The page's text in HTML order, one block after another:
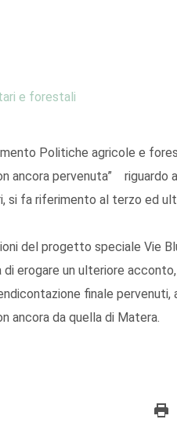
e forestali
Politiche agricole e
ancora pervenuta” riguardo
si fa riferimento al terzo ed
del progetto speciale Vie
erogare un ulteriore
finale pervenuti,
ancora da quella di Matera.